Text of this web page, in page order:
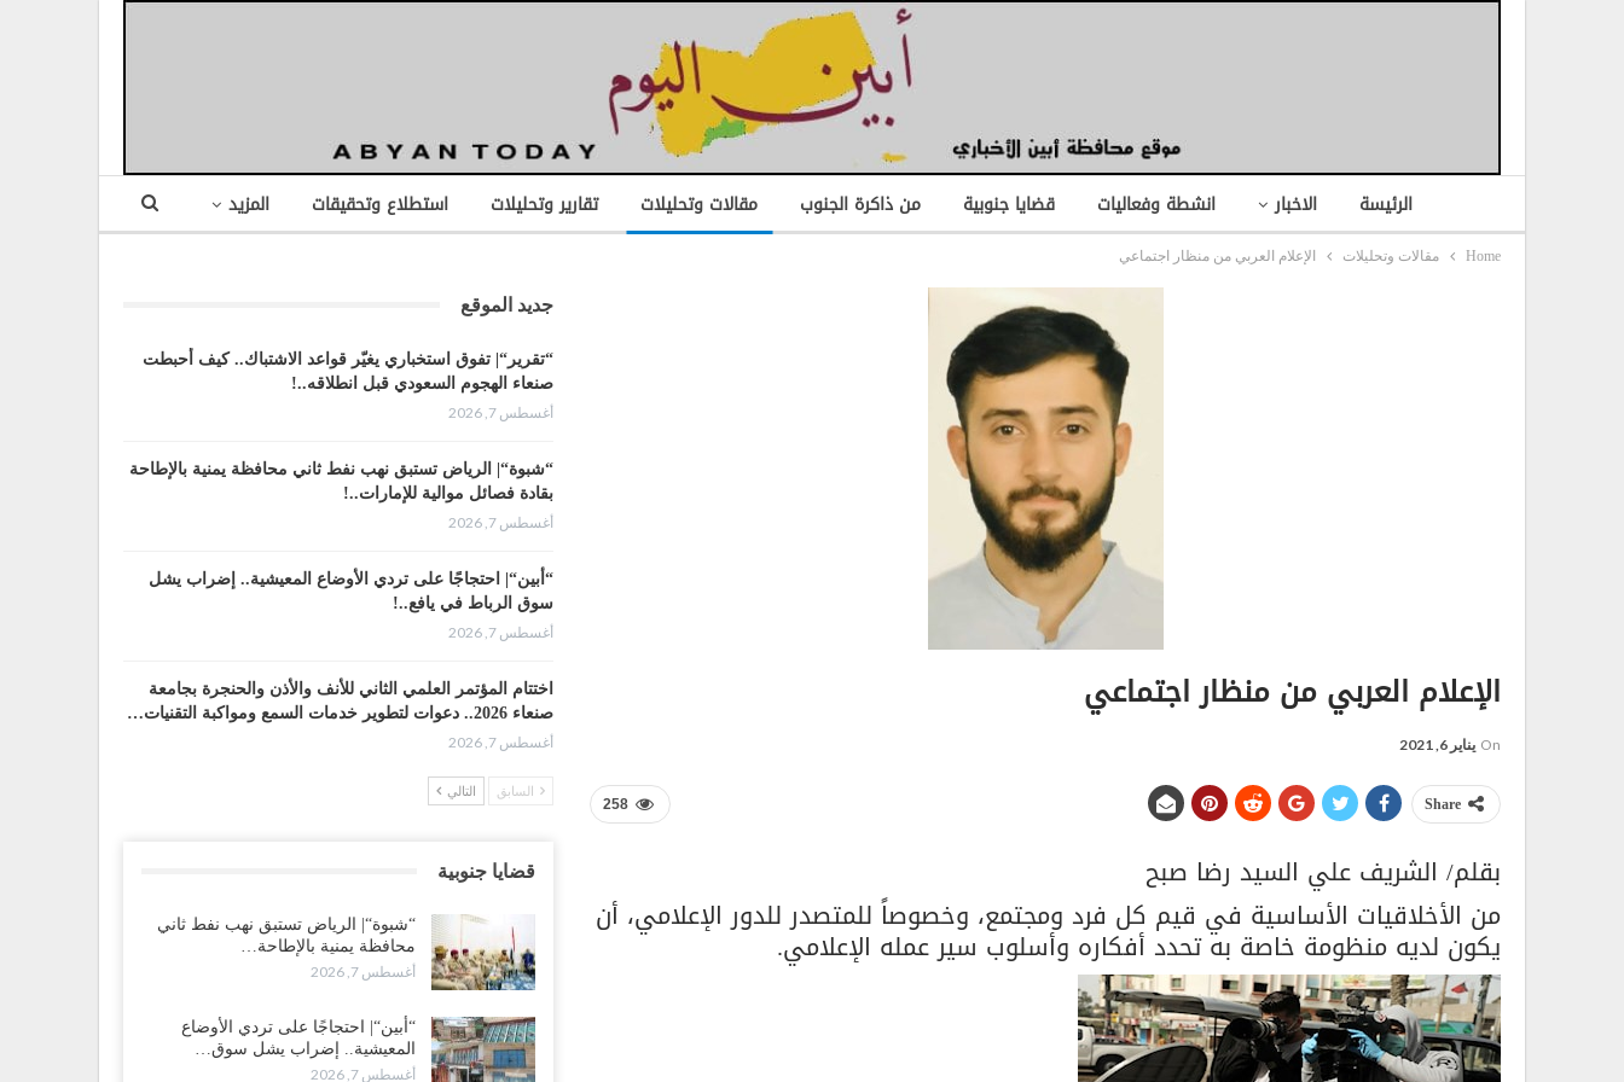
الرئيسة الاخبار انشطة وفعاليات قضايا جنوبية من ذاكرة الجنوب مقالات وتحليلات تقارير وتحليلات استطلاع وتحقيقات المزيد
Home مقالات وتحليلات الإعلام العربي من منظار اجتماعي
الإعلام العربي من منظار اجتماعي
On يناير 6, 2021
258 Share
بقلم/ الشريف علي السيد رضا صبح
من الأخلاقيات الأساسية في قيم كل فرد ومجتمع، وخصوصاً للمتصدر للدور الإعلامي، أن
يكون لديه منظومة خاصة به تحدد أفكاره وأسلوب سير عمله الإعلامي.
جديد الموقع
“تقرير“| تفوق استخباري يغيّر قواعد الاشتباك.. كيف أحبطت
صنعاء الهجوم السعودي قبل انطلاقه..!
أغسطس 7, 2026
“شبوة“| الرياض تستبق نهب نفط ثاني محافظة يمنية بالإطاحة
بقادة فصائل موالية للإمارات..!
أغسطس 7, 2026
“أبين“| احتجاجًا على تردي الأوضاع المعيشية.. إضراب يشل
سوق الرباط في يافع..!
أغسطس 7, 2026
اختتام المؤتمر العلمي الثاني للأنف والأذن والحنجرة بجامعة
صنعاء 2026.. دعوات لتطوير خدمات السمع ومواكبة التقنيات…
أغسطس 7, 2026
“حضرموت“| عصيان مدني واسع ورفض للتجنيد السعودي
تمهّد لإقالات واسعة وإعادة ترتيب المشهد العسكري..!
أغسطس 6, 2026
ضربات صنعاء تربك التحشيدات السعودية شرق اليمن.. خسائر
بشرية وانسحابات وفوضى تعصف بمعسكرات حضرموت
ومأرب..!
السابق التالي
قضايا جنوبية
“شبوة“| الرياض تستبق نهب نفط ثاني
محافظة يمنية بالإطاحة…
أغسطس 7, 2026
“أبين“| احتجاجًا على تردي الأوضاع
المعيشية.. إضراب يشل سوق…
أغسطس 7, 2026